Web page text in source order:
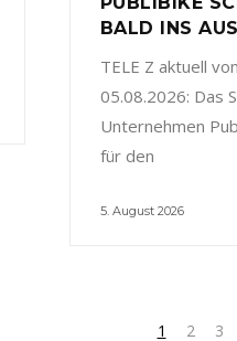
BALD INS
TELE Z aktuell
05.08.2026: Das
Unternehmen
für den
5. August 2026
1 2 3